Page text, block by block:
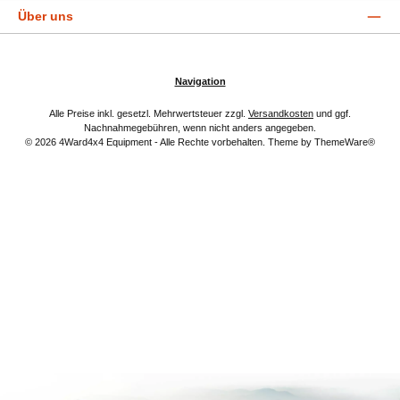
Über uns
Navigation
Alle Preise inkl. gesetzl. Mehrwertsteuer zzgl. Versandkosten und ggf.
Nachnahmegebühren, wenn nicht anders angegeben.
© 2026 4Ward4x4 Equipment - Alle Rechte vorbehalten. Theme by ThemeWare®